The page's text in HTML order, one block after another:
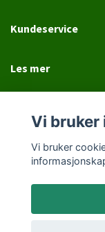
Kundeservice
Les mer
Vi
Vi bruker